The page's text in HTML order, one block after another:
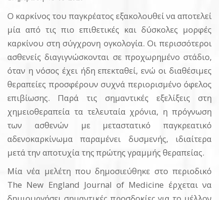
Ο καρκίνος του παγκρέατος εξακολουθεί να αποτελεί
μία από τις πιο επιθετικές και δύσκολες μορφές
καρκίνου στη σύγχρονη ογκολογία. Οι περισσότεροι
ασθενείς διαγιγνώσκονται σε προχωρημένο στάδιο,
όταν η νόσος έχει ήδη επεκταθεί, ενώ οι διαθέσιμες
θεραπείες προσφέρουν συχνά περιορισμένο όφελος
επιβίωσης. Παρά τις σημαντικές εξελίξεις στη
χημειοθεραπεία τα τελευταία χρόνια, η πρόγνωση
των ασθενών με μεταστατικό παγκρεατικό
αδενοκαρκίνωμα παραμένει δυσμενής, ιδιαίτερα
μετά την αποτυχία της πρώτης γραμμής θεραπείας.
Μία νέα μελέτη που δημοσιεύθηκε στο περιοδικό
The New England Journal of Medicine έρχεται να